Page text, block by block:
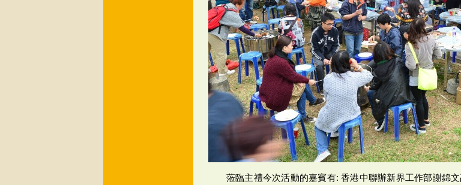
蒞臨主禮今次活動的嘉賓有: 香港中聯辦新界工作部謝錦